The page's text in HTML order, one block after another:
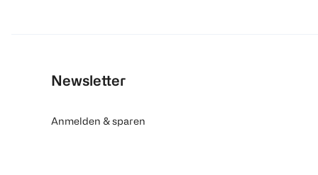
Newsletter
Anmelden & sparen